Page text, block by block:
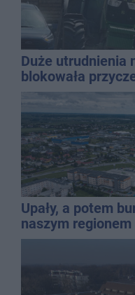
Duże utrudnienia
blokowała
Upały, a potem
naszym regionem